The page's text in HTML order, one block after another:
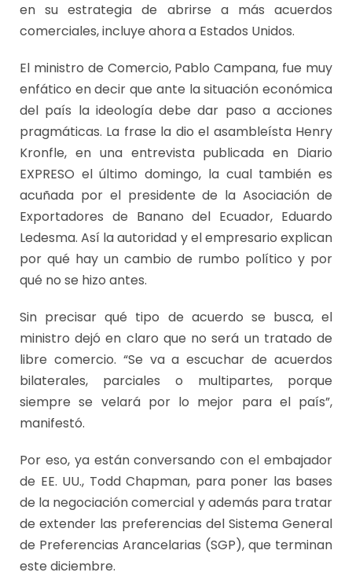
en su estrategia de abrirse a más acuerdos
comerciales, incluye ahora a Estados Unidos.
El ministro de Comercio, Pablo Campana, fue muy
enfático en decir que ante la situación económica
del país la ideología debe dar paso a acciones
pragmáticas. La frase la dio el asambleísta Henry
Kronfle, en una entrevista publicada en Diario
EXPRESO el último domingo, la cual también es
acuñada por el presidente de la Asociación de
Exportadores de Banano del Ecuador, Eduardo
Ledesma. Así la autoridad y el empresario explican
por qué hay un cambio de rumbo político y por
qué no se hizo antes.
Sin precisar qué tipo de acuerdo se busca, el
ministro dejó en claro que no será un tratado de
libre comercio. “Se va a escuchar de acuerdos
bilaterales, parciales o multipartes, porque
siempre se velará por lo mejor para el país”,
manifestó.
Por eso, ya están conversando con el embajador
de EE. UU., Todd Chapman, para poner las bases
de la negociación comercial y además para tratar
de extender las preferencias del Sistema General
de Preferencias Arancelarias (SGP), que terminan
este diciembre.